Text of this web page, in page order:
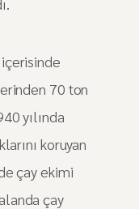
70 ton
yılında
koruyan
çay ekimi
çay